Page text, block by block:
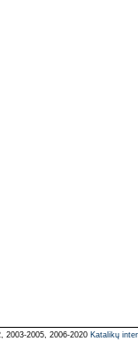
2003-2005, 2006-2020 Katalikų